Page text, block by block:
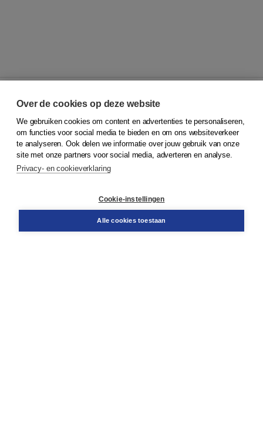
© 2026Koninklijke Boom uitgevers
Klantenservice
Service & informatie
Contact
Over de cookies op deze website
We gebruiken cookies om content en advertenties te personaliseren,
om functies voor social media te bieden en om ons websiteverkeer
te analyseren. Ook delen we informatie over jouw gebruik van onze
site met onze partners voor social media, adverteren en analyse.
Privacy- en cookieverklaring
Cookie-instellingen
Alle cookies toestaan